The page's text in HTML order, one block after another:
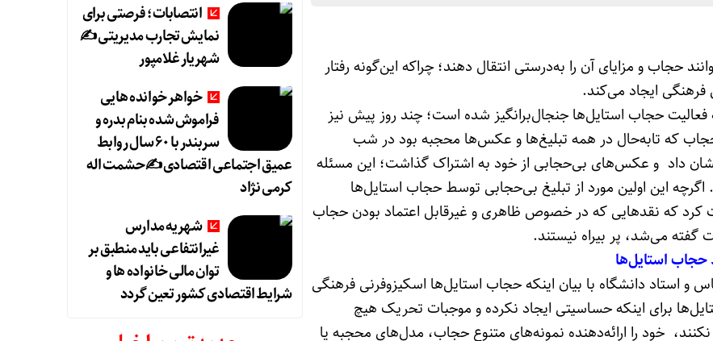
حجاب و مزایای آن را به‌درستی انتقال دهند؛ چراکه این‌گونه رفتار
ایجاد می‌کند.
حجاب استایل‌ها جنجال‌برانگیز شده است؛ چند روز پیش نیز
که تابه‌حال در همه تبلیغ‌ها و عکس‌ها محجبه بود در شب
داد و عکس‌های بی‌حجابی از خود به اشتراک گذاشت؛ این مسئله
این اولین مورد از تبلیغ بی‌حجابی توسط حجاب استایل‌ها
کرد که نقدهایی که در خصوص ظاهری و غیرقابل اعتماد بودن حجاب
می‌شد، پر بیراه نیستند.
حجاب استایل‌ها
استاد دانشگاه با بیان اینکه حجاب استایل‌ها اسکیزوفرنی فرهنگی
برای اینکه حساسیتی ایجاد نکرده و موجبات تحریک هیچ
خود را ارائه‌دهنده نمونه‌های متنوع حجاب، مدل‌های محجبه یا
انتصابات؛ فرصتی برای
نمایش تجارب مدیریتی ✍
شهریار غلامپور
خواهر خوانده هایی
فراموش شده بنام بدره و
سربندر با ۶۰ سال روابط
عمیق اجتماعی اقتصادی ✍حشمت اله
کرمی نژاد
شهریه مدارس
غیرانتفاعی باید منطبق بر
توان مالی خانواده ها و
شرایط اقتصادی کشور تعین گردد